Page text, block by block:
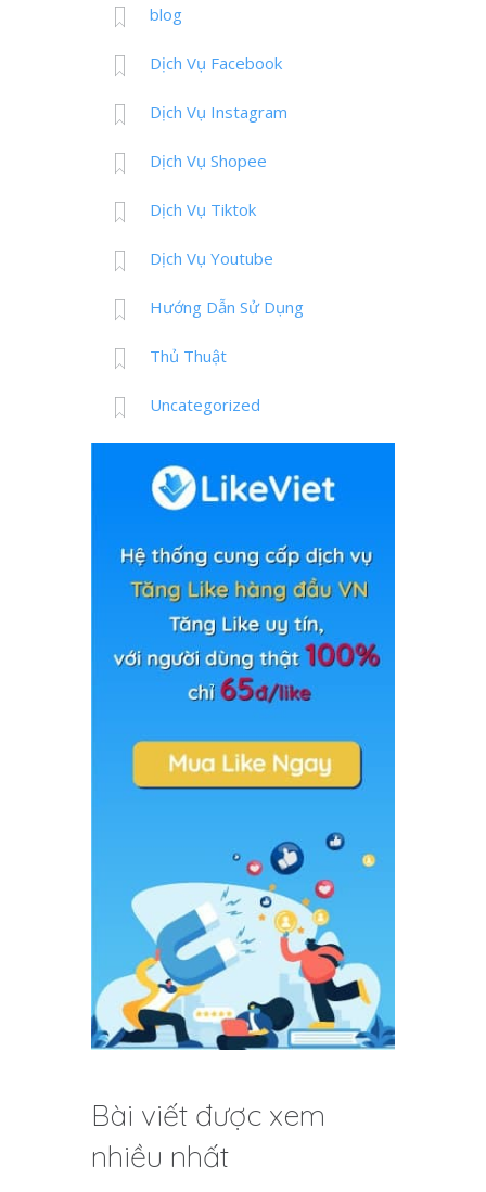
blog
Dịch Vụ Facebook
Dịch Vụ Instagram
Dịch Vụ Shopee
Dịch Vụ Tiktok
Dịch Vụ Youtube
Hướng Dẫn Sử Dụng
Thủ Thuật
Uncategorized
Bài viết được xem
nhiều nhất